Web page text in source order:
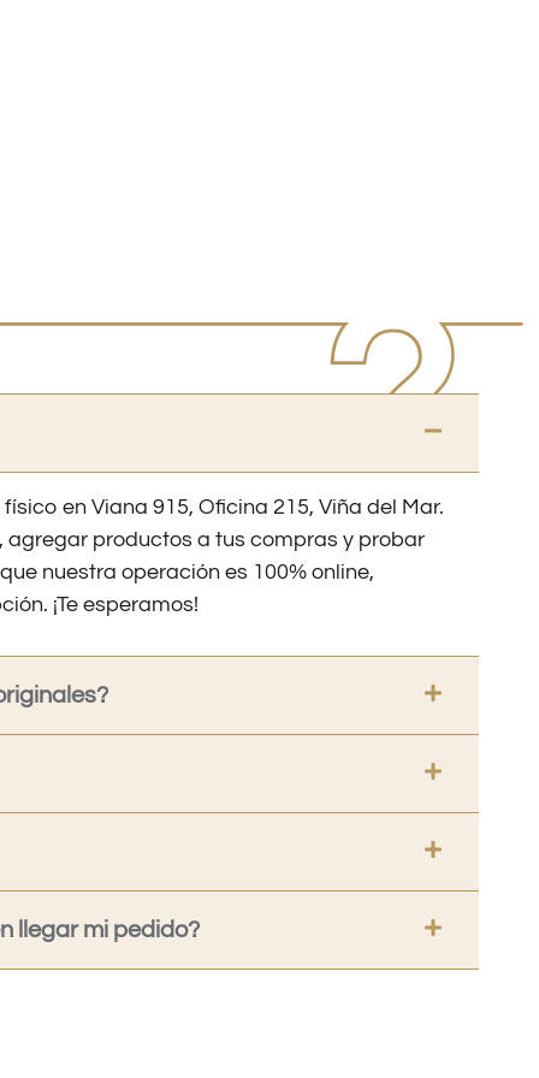
en Viana 915, Oficina 215, Viña del Mar.
agregar productos a tus compras y probar
nuestra operación es 100% online,
¡Te esperamos!
llegar mi pedido?